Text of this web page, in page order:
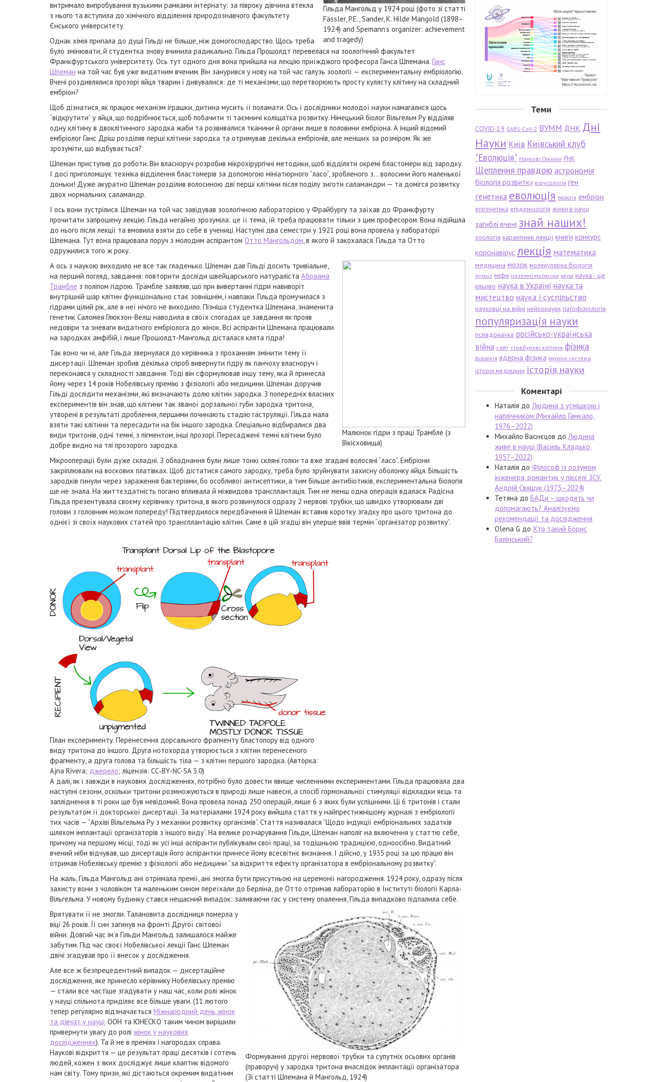
Гільда Мангольд у 1924 році (фото зі статті
Fässler, P.E., Sander, K. Hilde Mangold (1898–
1924) and Spemann’s organizer: achievement
and tragedy)
витримало випробування вузькими рамками інтернату: за півроку дівчина втекла
з нього та вступила до хімічного відділення природознавчого факультету
Єнського університету.
Однак хімія припала до душі Гільді не більше, ніж домогосподарство. Щось треба
було змінювати, й студентка знову вчинила радикально. Гільда Прошолдт перевелася на зоологічний факультет
Франкфуртського університету. Ось тут одного дня вона прийшла на лекцію приїжджого професора Ганса Шпемана. Ганс
Шпеман на той час був уже видатним вченим. Він занурився у нову на той час галузь зоології — експериментальну ембріологію.
Вчені роздивлялися прозорі яйця тварин і дивувалися: де ті механізми, що перетворюють просту кулясту клітину на складний
ембріон?
Щоб дізнатися, як працює механізм іграшки, дитина мусить її поламати. Ось і дослідники молодої науки намагалися щось
“відкрутити” у яйця, що подрібнюється, щоб побачити ті таємничі коліщатка розвитку. Німецький біолог Вільгельм Ру відділяв
одну клітину в двоклітинного зародка жаби та розвивалися тканини й органи лише в половини ембріона. А інший відомий
ембріолог Ганс Дріш розділяв перші клітини зародка та отримував декілька ембріонів, але менших за розміром. Як же
зрозуміти, що відбувається?
Шпеман приступив до роботи. Він власноруч розробив мікрохірургічні методики, щоб відділяти окремі бластомери від зародку.
І досі приголомшує техніка відділення бластомерів за допомогою мініатюрного “ласо”, зробленого з… волосини його маленької
доньки! Дуже акуратно Шпеман розділив волосиною дві перші клітини після поділу зиготи саламандри — та домігся розвитку
двох нормальних саламандр.
І ось вони зустрілися. Шпеман на той час завідував зоологічною лабораторією у Фрайбургу та заїхав до Франкфурту
прочитати запрошену лекцію. Гільда негайно зрозуміла: це її тема, їй треба працювати тільки з цим професором. Вона підійшла
до нього після лекції та вмовила взяти до себе в учениці. Наступні два семестри у 1921 році вона провела у лабораторії
Шпемана. Тут вона працювала поруч з молодим аспірантом Отто Мангольдом, в якого й закохалася. Гільда та Отто
одружилися того ж року.
Малюнок гідри з праці Трамбле (з
Вікісховища)
А ось з наукою виходило не все так гладенько. Шпеман дав Гільді досить тривіальне,
на перший погляд, завдання: повторити досліди швейцарського натураліста Абраама
Трамбле з поліпом гідрою. Трамбле заявляв, що при вивертанні гідри навиворіт
внутрішній шар клітин функціонально стає зовнішнім, і навпаки. Гільда промучилася з
гідрами цілий рік, але в неї нічого не виходило. Пізніша студентка Шпемана, знаменита
генетик Саломея Глюкзон-Велш наводила в своїх спогадах це завдання як прояв
недовіри та зневаги видатного ембріолога до жінок. Всі аспіранти Шпемана працювали
на зародках амфібій, і лише Прошолдт-Мангольд дісталася клята гідра!
Так воно чи ні, але Гільда звернулася до керівника з проханням змінити тему її
дисертації. Шпеман зробив декілька спроб вивернути гідру як панчоху власноруч і
переконався у складності завдання. Тоді він сформулював іншу тему, яка й принесла
йому через 14 років Нобелівську премію з фізіології або медицини. Шпеман доручив
Гільді дослідити механізми, які визначають долю клітин зародка. З попередніх власних
експериментів він знав, що клітини так званої дорзальної губи зародка тритона,
утворені в результаті дроблення, першими починають стадію гаструляції. Гільда мала
взяти такі клітини та пересадити на бік іншого зародка. Спеціально відбиралися два
види тритонів, одні темні, з пігментом, інші прозорі. Пересаджені темні клітини було
добре видно на тлі прозорого зародка.
Мікрооперації були дуже складні. З обладнання були лише тонкі скляні голки та вже згадані волосяні “ласо”. Ембріони
закріплювали на воскових платівках. Щоб дістатися самого зародку, треба було зруйнувати захисну оболонку яйця. Більшість
зародків гинули через зараження бактеріями, бо особливої антисептики, а тим більше антибіотиків, експериментальна біологія
ще не знала. На життєздатність погано впливала й міжвидова трансплантація. Тим не менш одна операція вдалася. Радісна
Гільда презентувала своєму керівнику тритона, в якого розвинулося одразу 2 нервові трубки, що швидко утворювали дві
голови з головним мозком попереду! Підтвердилося передбачення й Шпеман вставив коротку згадку про цього тритона до
однієї зі своїх наукових статей про трансплантацію клітин. Саме в цій згадці він уперше ввів термін “організатор розвитку”.
План експерименту. Перенесення дорсального фрагменту бластопору від одного
виду тритона до іншого. Друга нотохорда утворюється з клітин перенесеного
фрагменту, а друга голова та більшість тіла — з клітин першого зародка. (Авторка:
Ajna Rivera; джерело; ліцензія: СС-BY-NC-SA 3.0)
А далі, як і завжди в наукових дослідженнях, потрібно було довести явище численними експериментами. Гільда працювала два
наступні сезони, оскільки тритони розмножуються в природі лише навесні, а спосіб гормональної стимуляції відкладки яєць та
запліднення в ті роки ще був невідомий. Вона провела понад 250 операцій, лише 6 з яких були успішними. Ці 6 тритонів і стали
результатом її докторської дисертації. За матеріалами 1924 року вийшла стаття у найпрестижнішому журналі з ембріології
тих часів — “Архіві Вільгельма Ру з механіки розвитку організмів”. Стаття називалася “Щодо індукції ембріональних задатків
шляхом імплантації організаторів з іншого виду”. На велике розчарування Гільди, Шпеман наполіг на включення у статтю себе,
причому на першому місці, тоді як усі інші аспіранти публікували свої праці, за тодішньою традицією, одноосібно. Видатний
вчений ніби відчував, що дисертація його аспірантки принесе йому всесвітнє визнання. І дійсно, у 1935 році за цю працю він
отримав Нобелівську премію з фізіології або медицини “за відкриття ефекту організатора в ембріональному розвитку”.
На жаль, Гільда Мангольд ані отримала премії, ані змогла бути присутньою на церемонії нагородження. 1924 року, одразу після
захисту вони з чоловіком та маленьким сином переїхали до Берліна, де Отто отримав лабораторію в Інституті біології Карла-
Вільгельма. У новому будинку стався нещасний випадок: заливаючи гас у систему опалення, Гільда випадково підпалила себе.
Формування другої нервової трубки та супутніх осьових органів
(праворуч) у зародка тритона внаслідок імплантації організатора
(Зі статті Шпемана й Мангольд, 1924)
Врятувати її не змогли. Талановита дослідниця померла у
віці 26 років. Її син загинув на фронті Другої світової
війни. Довгий час ім’я Гільди Мангольд залишалося майже
забутим. Під час своєї Нобелівської лекції Ганс Шпеман
двічі згадував про її внесок у дослідження.
Але все ж безпрецедентний випадок — дисертаційне
дослідження, яке принесло керівнику Нобелівську премію
— стали все частіше згадувати у наш час, коли ролі жінок
у науці спільнота приділяє все більше уваги. (11 лютого
тепер регулярно відзначається Міжнародний день жінок
та дівчат у науці. ООН та ЮНЕСКО таким чином вирішили
привернути увагу до ролі жінок у наукових
дослідженнях). Та й не в преміях і нагородах справа.
Наукові відкриття — це результат праці десятків і сотень
людей, кожен з яких досліджує лише клаптик відомого
нам світу. Тому призи, які дістаються окремим видатним
Теми
COVID-19 SARS-CoV-2 ВУММ ДНК Дні
Науки Київ Київський клуб
"Еволюція" Наукові Пікніки РНК
Щеплення правдою астрономія
біологія розвитку вірусологія ген
генетика еволюція екологія ембріон
епігенетика епідеміологія жінки в науці
загиблі вчені знай наших!
зоологія карантинні лекції книги конкурс
коронавірус лекція математика
медицина мозок молекулярна біологія
мутації міфи наземні молюски наука наука - це
кльово наука в Україні наука та
мистецтво наука і суспільство
науковці на війні нейронауки патофізіологія
популяризація науки
псевдонаука російсько-українська
війна сайт стовбурові клітини фізика
фізіологія ядерна фізика імунна система
історія медицини історія науки
Коментарі
Наталія до Людина з усмішкою і
наплічником (Михайло Гамкало,
1976–2022)
Михайло Васнєцов до Людина
живе в науці (Василь Кладько,
1957–2022)
Наталія до Філософ із розумом
інженера, романтик у пікселі ЗСУ.
Андрій Свящук (1975–2024)
Тетяна до БАДи – шкодять чи
допомагають? Аналізуємо
рекомендації та дослідження
Olena G до Хто такий Борис
Балінський?